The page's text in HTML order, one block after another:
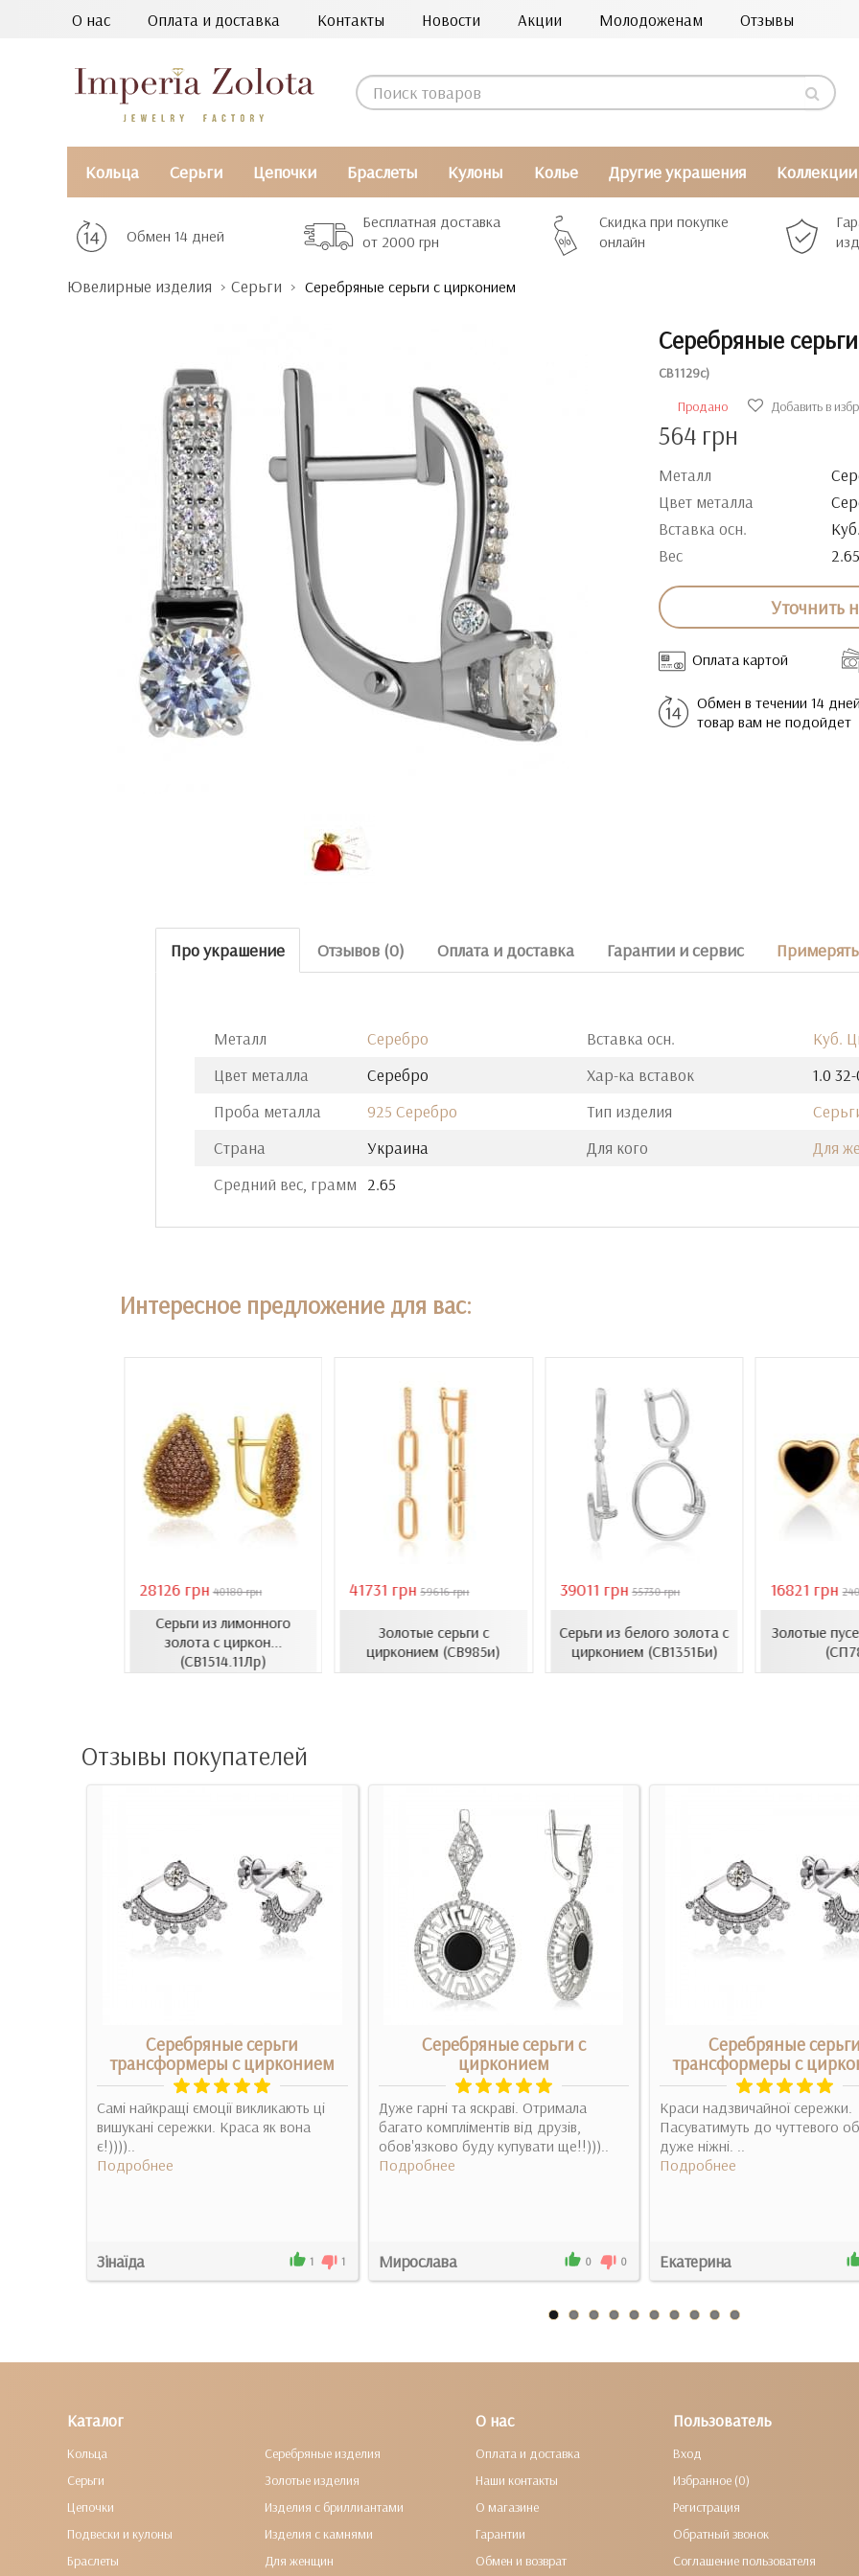
О нас Оплата и доставка Контакты Новости Акции Молодоженам Отзывы
Кольца Серьги Цепочки Браслеты Кулоны Колье Другие украшения Коллекции
Обмен 14 дней
Бесплатная доставка
от 2000 грн
Скидка при покупке
онлайн
Ювелирные изделия Серьги Серебряные серьги с цирконием
Серебряные
СВ1129с)
Продано
Добавить в
564 грн
Металл
Цвет металла
Вставка осн.
Вес
Уточнить
Оплата картой
Обмен в течении 14
товар вам не подойдет
Про украшение Отзывов (0) Оплата и доставка Гарантии и сервис
Металл
Серебро
Цвет металла
Серебро
Проба металла
925 Серебро
Страна
Украина
Средний вес, грамм
2.65
Вставка осн.
Куб.
Хар-ка вставок
1.0
Тип изделия
Для кого
Для
Интересное предложение для вас:
28126 грн 40180 грн
Серьги из лимонного
золота с циркон...
(СВ1514.11Лр)
41731 грн 59616 грн
Золотые серьги с
цирконием (СВ985и)
39011 грн 55730 грн
Серьги из белого золота с
цирконием (СВ1351Би)
16821 грн
Золотые
Отзывы покупателей
Серебряные серьги
трансформеры с цирконием
Самі найкращі ємоції викликають ці
вишукані сережки. Краса як вона
є!))))..
Подробнее
Зінаїда 1 1
Серебряные серьги с
цирконием
Дуже гарні та яскраві. Отримала
багато компліментів від друзів,
обов'язково буду купувати ще!!)))..
Подробнее
Мирослава 0 0
Серебряные серьги
трансформеры с
Краси надзвичайної сережки.
Пасуватимуть до чуттевого
дуже ніжні. ..
Подробнее
Екатерина
Каталог
Кольца
Серьги
Цепочки
Подвески и кулоны
Браслеты
Серебряные изделия
Золотые изделия
Изделия с бриллиантами
Изделия с камнями
Для женщин
О нас
Оплата и доставка
Наши контакты
О магазине
Гарантии
Обмен и возврат
Пользователь
Вход
Избранное (0)
Регистрация
Обратный звонок
Соглашение пользователя